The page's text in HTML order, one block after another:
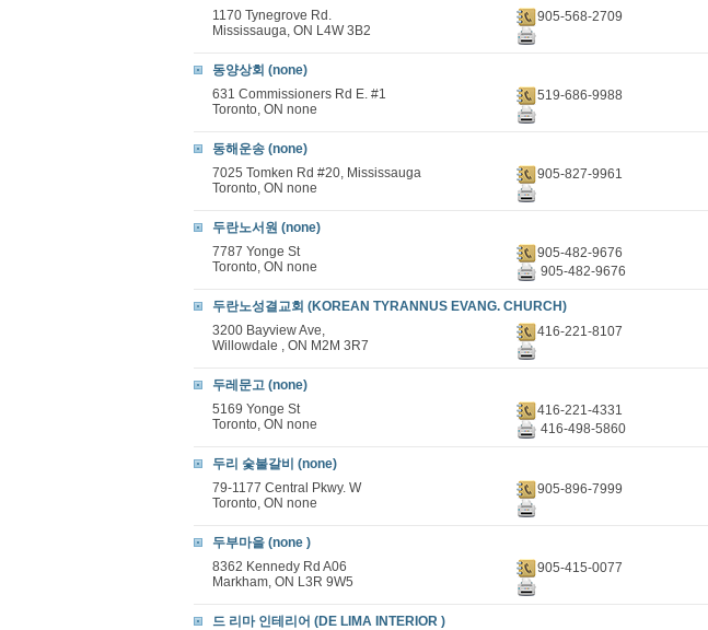
1170 Tynegrove Rd.
Mississauga, ON L4W 3B2
905-568-2709
동양상회 (none)
631 Commissioners Rd E. #1
Toronto, ON none
519-686-9988
동해운송 (none)
7025 Tomken Rd #20, Mississauga
Toronto, ON none
905-827-9961
두란노서원 (none)
7787 Yonge St
Toronto, ON none
905-482-9676
905-482-9676
두란노성결교회 (KOREAN TYRANNUS EVANG. CHURCH)
3200 Bayview Ave,
Willowdale , ON M2M 3R7
416-221-8107
두레문고 (none)
5169 Yonge St
Toronto, ON none
416-221-4331
416-498-5860
두리 숯불갈비 (none)
79-1177 Central Pkwy. W
Toronto, ON none
905-896-7999
두부마을 (none )
8362 Kennedy Rd A06
Markham, ON L3R 9W5
905-415-0077
드 리마 인테리어 (DE LIMA INTERIOR )